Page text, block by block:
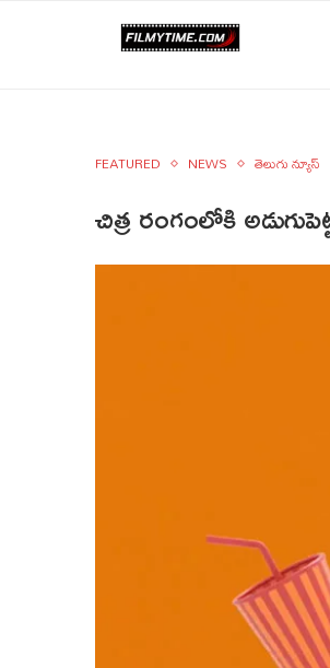
FEATURED NEWS తెలుగు న్యూస్
చిత్ర రంగంలోకి